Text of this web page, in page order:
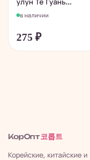
в наличии
275 ₽
КорОпт 코롭트
Корейские, китайские и